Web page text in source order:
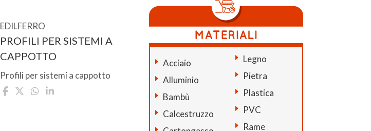
EDILFERRO
PROFILI PER SISTEMI A
CAPPOTTO
Profili per sistemi a cappotto
Acciaio
Alluminio
Bambù
Calcestruzzo
Legno
Pietra
Plastica
PVC
Rame